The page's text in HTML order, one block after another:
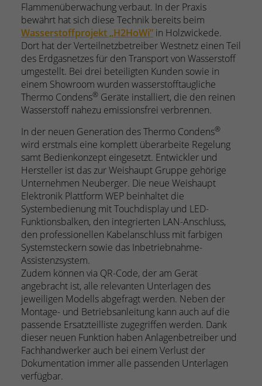
Flammenüberwachung verbaut. In der Praxis
bewährt hat sich diese Technik bereits beim
Wasserstoffprojekt „H2HoWi” in Holzwickede.
Dort hat der Verteilnetzbetreiber Westnetz einen Teil
des Erdgasnetzes für den Transport von Wasserstoff
umgestellt. Bei drei beteiligten Kunden sowie in
einem Showroom wurden wasserstofftaugliche
Thermo Condens® Geräte installiert, die den reinen
Wasserstoff nahezu emissionsfrei verbrennen.
In der neuen Generation des Thermo Condens®
wird erstmals eine komplett überarbeite Regelung
samt Bedienkonzept eingesetzt. Entwickler und
Hersteller ist das zur Weishaupt Gruppe gehörige
Unternehmen Neuberger. Die neue Weishaupt
Elektronik Plattform WEP beinhaltet die
Systembedienung mit Touchdisplay und LED-
Funktionsbalken, den integrierten LAN-Anschluss,
den professionellen Kabelanschluss mit farbigen
Systemsteckern sowie das Inbetriebnahme-
Assistenzsystem.
Zudem können via QR-Code, der am Gerät
angebracht ist, alle relevanten Unterlagen des
jeweiligen Modells abgefragt werden. Neben der
Montage- und Betriebsanleitung kann auch auf die
passende Ersatzteilliste zugegriffen werden. Dank
dieser neuen Funktion haben Anlagenbetreiber und
Fachhandwerker auch bei einem Verlust der
Dokumentation immer alle passenden Unterlagen
verfügbar.